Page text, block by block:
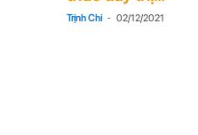
Trịnh Chi - 02/12/2021